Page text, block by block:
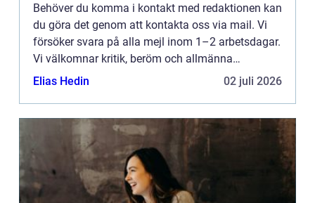
Behöver du komma i kontakt med redaktionen kan
du göra det genom att kontakta oss via mail. Vi
försöker svara på alla mejl inom 1–2 arbetsdagar.
Vi välkomnar kritik, beröm och allmänna
kommentarer till innehållet på vår sida.
Elias Hedin 02 juli 2026